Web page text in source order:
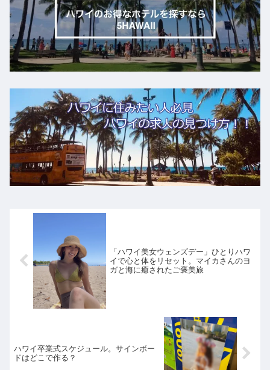
「ハワイ美女ウェンズデー」ひとりハワ
イで心と体をリセット。マイカさんのヨ
ガと海に癒されたご褒美旅
ハワイ卒業式スケジュール。サインボー
ドはどこで作る？